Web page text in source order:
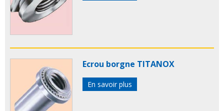
Ecrou borgne TITANOX
En savoir plus